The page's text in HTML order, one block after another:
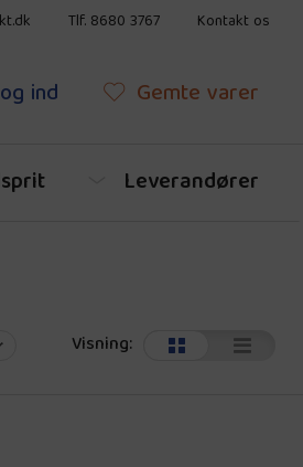
Tlf. 8680 3767 Kontakt os
ind Gemte varer
Leverandører
Visning: